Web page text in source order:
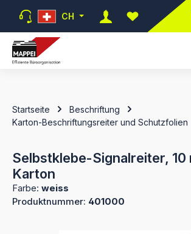
Zum Hauptinhalt springen
CH
Du hast 0
Startseite
Beschriftung
Karton-Beschriftungsreiter und Schutzfolien
Selbstklebe-Signalreiter, 10
Karton
Farbe: weiss
Produktnummer: 401000